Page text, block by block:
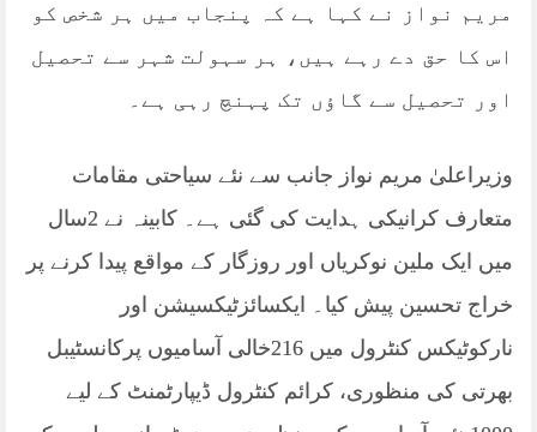
مریم نواز نے کہا ہے کہ پنجاب میں ہر شخص کو
اس کا حق دے رہے ہیں، ہر سہولت شہر سے تحصیل
اور تحصیل سے گاؤں تک پہنچ رہی ہے۔
وزیراعلیٰ مریم نواز جانب سے نئے سیاحتی مقامات
متعارف کرانیکی ہدایت کی گئی ہے۔ کابینہ نے 2سال
میں ایک ملین نوکریاں اور روزگار کے مواقع پیدا کرنے پر
خراج تحسین پیش کیا۔ ایکسائزٹیکسیشن اور
نارکوٹیکس کنٹرول میں 216خالی آسامیوں پرکانسٹیبل
بھرتی کی منظوری، کرائم کنٹرول ڈیپارٹمنٹ کے لیے